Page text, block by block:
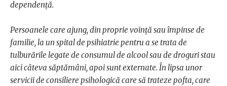
dependență.
Persoanele care ajung, din proprie voință sau împinse de
familie, la un spital de psihiatrie pentru a se trata de
tulburările legate de consumul de alcool sau de droguri stau
aici câteva săptămâni, apoi sunt externate. În lipsa unor
servicii de consiliere psihologică care să trateze pofta, care